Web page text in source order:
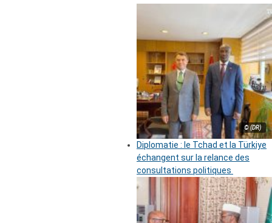
© (DR)
Diplomatie : le Tchad et la Türkiye
échangent sur la relance des
consultations politiques